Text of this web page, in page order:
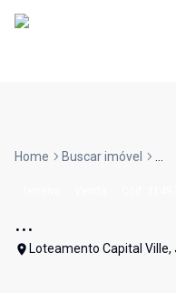
Home Buscar imóvel ...
...
Loteamento Capital Ville,